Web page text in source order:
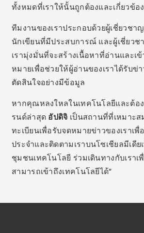
ทั้งหมดที่เราให้นั้นถูกต้องและเกี่ยวข้อง
ทีมงานของเราประกอบด้วยผู้เชี่ยวชา
นักเขียนที่มีประสบการณ์ และผู้เชี่ยว
เรามุ่งมั่นที่จะสร้างเนื้อหาที่อ่านและเข้
หมายเพื่อช่วยให้ผู้อ่านของเราได้รับข่
ตัดสินใจอย่างมีข้อมูล
หากคุณหลงใหลในเทคโนโลยีและต้อ
รนด์ล่าสุด อัปดิจิ เป็นสถานที่ที่เหมาะ
ทะเบียนเพื่อรับจดหมายข่าวของเราเพื่
ประจำและติดตามเราบนโซเชียลมีเดี
ชุมชนเทคโนโลยี ร่วมเดินทางกับเรา
สามารถเข้าถึงเทคโนโลยีได้”